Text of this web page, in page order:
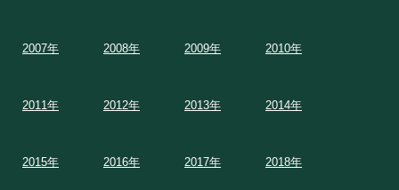
2007年 2008年 2009年 2010年
2011年 2012年 2013年 2014年
2015年 2016年 2017年 2018年